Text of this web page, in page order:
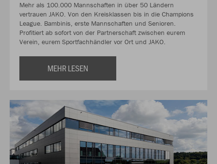
Mehr als 100.000 Mannschaften in über 50 Ländern
vertrauen JAKO. Von den Kreisklassen bis in die Champions
League. Bambinis, erste Mannschaften und Senioren.
Profitiert ab sofort von der Partnerschaft zwischen eurem
Verein, eurem Sportfachhändler vor Ort und JAKO.
MEHR LESEN